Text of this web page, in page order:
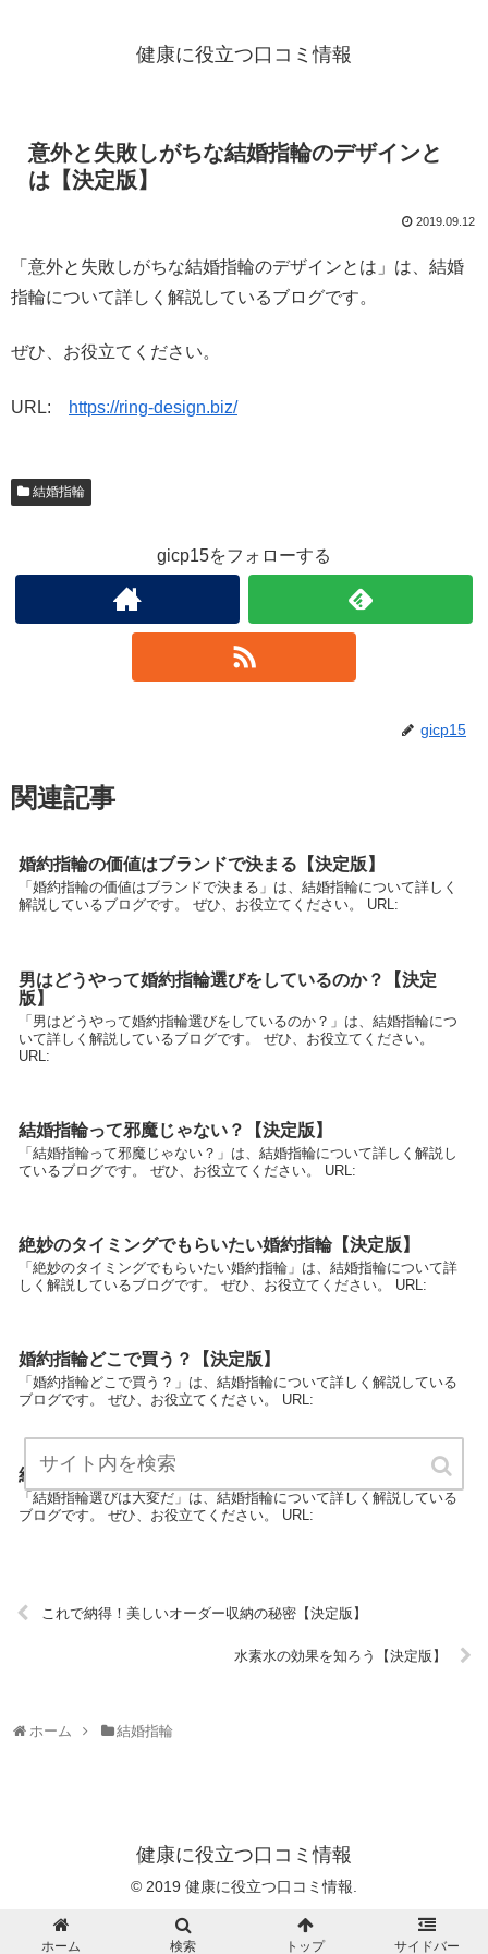
健康に役立つ口コミ情報
意外と失敗しがちな結婚指輪のデザインと
は【決定版】
2019.09.12
「意外と失敗しがちな結婚指輪のデザインとは」は、結婚
指輪について詳しく解説しているブログです。
ぜひ、お役立てください。
URL: https://ring-design.biz/
結婚指輪
gicp15をフォローする
gicp15
関連記事
婚約指輪の価値はブランドで決まる【決定版】
「婚約指輪の価値はブランドで決まる」は、結婚指輪について詳しく
解説しているブログです。 ぜひ、お役立てください。 URL:
男はどうやって婚約指輪選びをしているのか？【決定
版】
「男はどうやって婚約指輪選びをしているのか？」は、結婚指輪につ
いて詳しく解説しているブログです。 ぜひ、お役立てください。
URL:
結婚指輪って邪魔じゃない？【決定版】
「結婚指輪って邪魔じゃない？」は、結婚指輪について詳しく解説し
ているブログです。 ぜひ、お役立てください。 URL:
絶妙のタイミングでもらいたい婚約指輪【決定版】
「絶妙のタイミングでもらいたい婚約指輪」は、結婚指輪について詳
しく解説しているブログです。 ぜひ、お役立てください。 URL:
婚約指輪どこで買う？【決定版】
「婚約指輪どこで買う？」は、結婚指輪について詳しく解説している
ブログです。 ぜひ、お役立てください。 URL:
結婚指輪選びは大変だ【決定版】
「結婚指輪選びは大変だ」は、結婚指輪について詳しく解説している
ブログです。 ぜひ、お役立てください。 URL:
これで納得！美しいオーダー収納の秘密【決定版】
水素水の効果を知ろう【決定版】
ホーム 結婚指輪
健康に役立つ口コミ情報
© 2019 健康に役立つ口コミ情報.
ホーム 検索 トップ サイドバー